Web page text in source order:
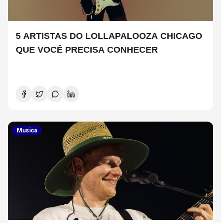
5 ARTISTAS DO LOLLAPALOOZA CHICAGO
QUE VOCÊ PRECISA CONHECER
Musica